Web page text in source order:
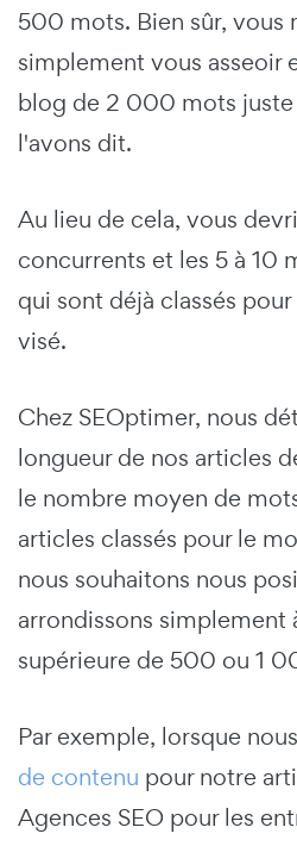
500 mots. Bien sûr, vous
simplement vous asseoir
blog de 2 000 mots juste
l'avons dit.
Au lieu de cela, vous
concurrents et les 5 à 10
qui sont déjà classés
visé.
Chez SEOptimer, nous
longueur de nos articles
le nombre moyen de
articles classés pour le
nous souhaitons nous
arrondissons simplement
supérieure de 500 ou 1
Par exemple, lorsque
de contenu pour notre
Agences SEO pour les